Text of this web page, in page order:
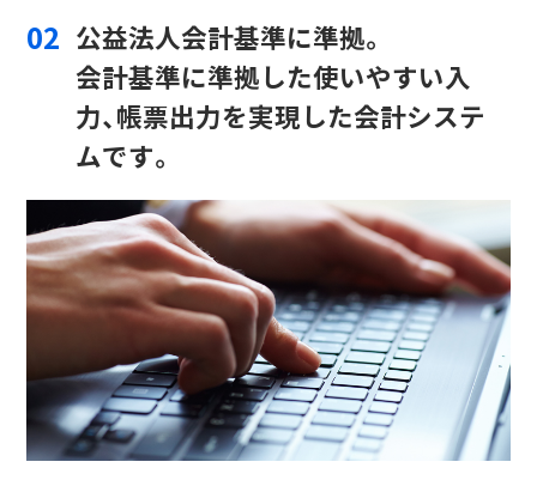
02 公益法人会計基準に準拠。
会計基準に準拠した使いやすい入
力、帳票出力を実現した会計システ
ムです。